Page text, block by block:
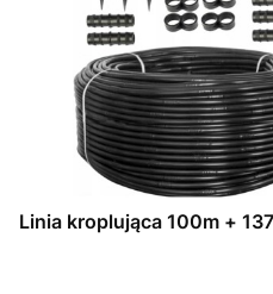
Linia kroplująca 100m +